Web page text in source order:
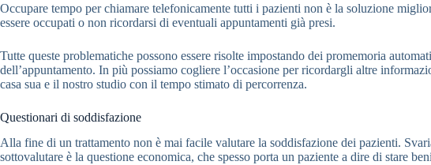
Occupare tempo per chiamare telefonicamente tutti i pazienti non è la soluzione
essere occupati o non ricordarsi di eventuali appuntamenti già presi.
Tutte queste problematiche possono essere risolte impostando dei promemoria
dell’appuntamento. In più possiamo cogliere l’occasione per ricordargli altre
casa sua e il nostro studio con il tempo stimato di percorrenza.
Questionari di soddisfazione
Alla fine di un trattamento non è mai facile valutare la soddisfazione dei pazienti.
sottovalutare è la questione economica, che spesso porta un paziente a dire di stare